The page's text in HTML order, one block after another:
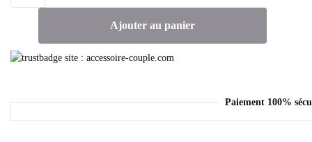
Ajouter au panier
Paiement 100%